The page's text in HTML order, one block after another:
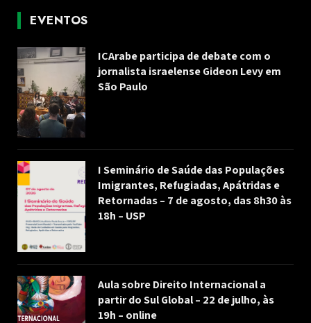
EVENTOS
ICArabe participa de debate com o
jornalista israelense Gideon Levy em
São Paulo
I Seminário de Saúde das Populações
Imigrantes, Refugiadas, Apátridas e
Retornadas – 7 de agosto, das 8h30 às
18h – USP
Aula sobre Direito Internacional a
partir do Sul Global – 22 de julho, às
19h – online